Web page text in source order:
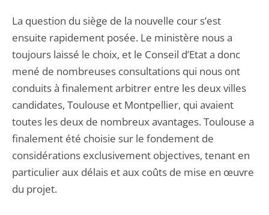
La question du siège de la nouvelle cour s’est
ensuite rapidement posée. Le ministère nous a
toujours laissé le choix, et le Conseil d’Etat a donc
mené de nombreuses consultations qui nous ont
conduits à finalement arbitrer entre les deux villes
candidates, Toulouse et Montpellier, qui avaient
toutes les deux de nombreux avantages. Toulouse a
finalement été choisie sur le fondement de
considérations exclusivement objectives, tenant en
particulier aux délais et aux coûts de mise en œuvre
du projet.